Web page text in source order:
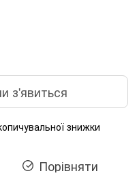
з'явиться
знижки
Порівняти